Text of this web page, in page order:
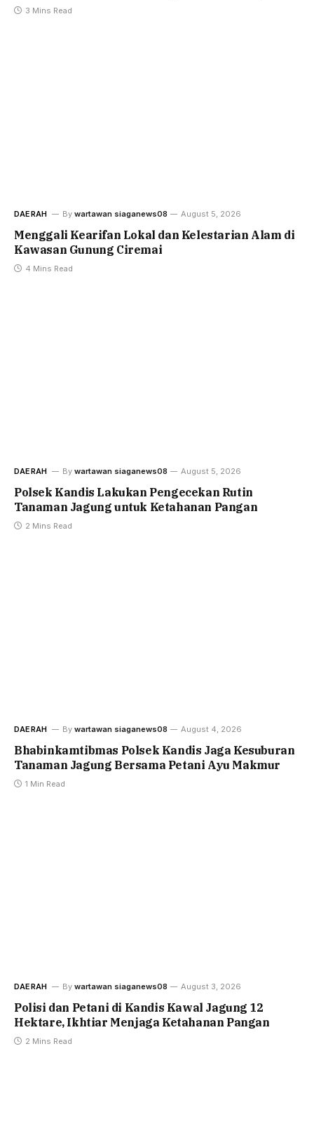
3 Mins Read
DAERAH By wartawan siaganews08 August 5, 2026
Menggali Kearifan Lokal dan Kelestarian Alam di
Kawasan Gunung Ciremai
4 Mins Read
DAERAH By wartawan siaganews08 August 5, 2026
Polsek Kandis Lakukan Pengecekan Rutin
Tanaman Jagung untuk Ketahanan Pangan
2 Mins Read
DAERAH By wartawan siaganews08 August 4, 2026
Bhabinkamtibmas Polsek Kandis Jaga Kesuburan
Tanaman Jagung Bersama Petani Ayu Makmur
1 Min Read
DAERAH By wartawan siaganews08 August 3, 2026
Polisi dan Petani di Kandis Kawal Jagung 12
Hektare, Ikhtiar Menjaga Ketahanan Pangan
2 Mins Read